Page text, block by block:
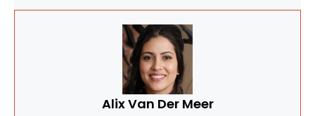
Alix Van Der Meer